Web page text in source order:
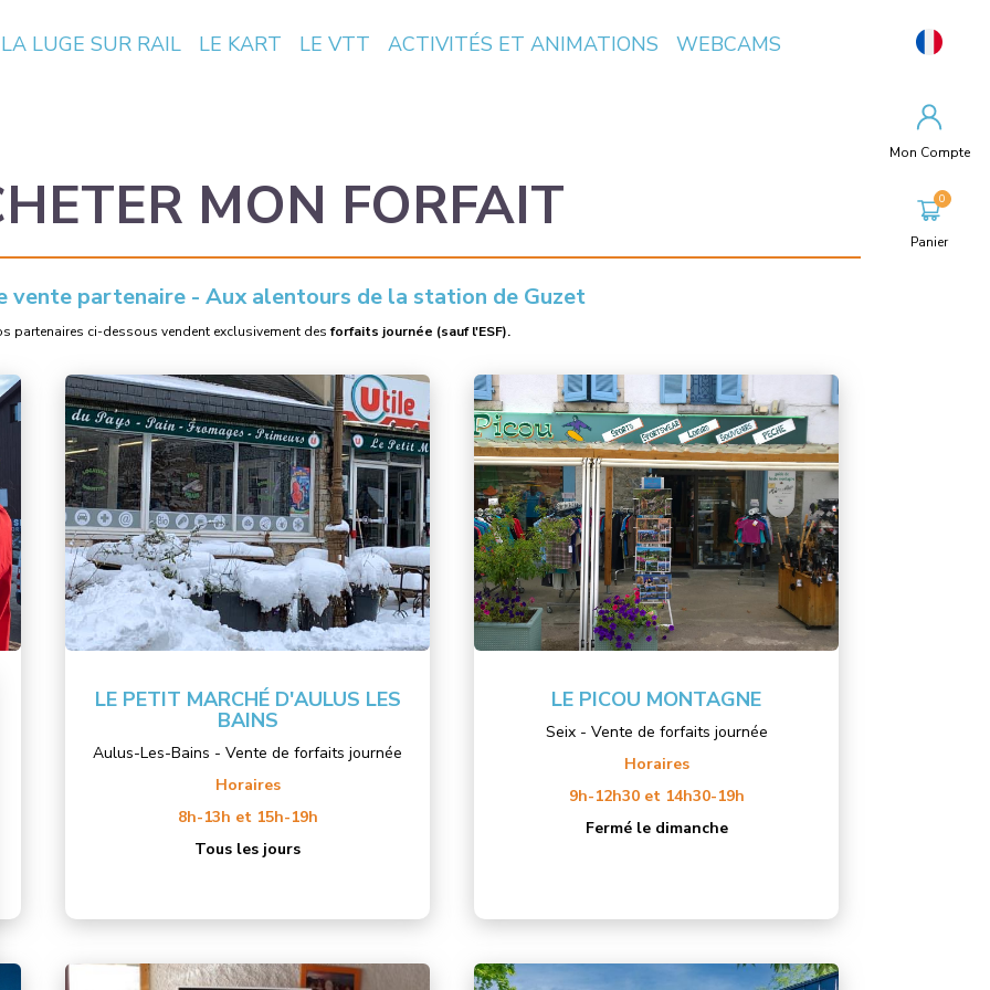
LA LUGE SUR RAIL LE KART LE VTT ACTIVITÉS ET ANIMATIONS WEBCAMS
Mon Compte
Panier
MON FORFAIT
vente partenaire - Aux alentours de la station de Guzet
partenaires ci-dessous vendent exclusivement desforfaits journée (sauf l'ESF).
LE PETIT MARCHÉ D'AULUS LES
BAINS
Aulus-Les-Bains - Vente de forfaits journée
Horaires
8h-13h et 15h-19h
Tous les jours
LE PICOU MONTAGNE
Seix - Vente de forfaits journée
Horaires
9h-12h30 et 14h30-19h
Fermé le dimanche